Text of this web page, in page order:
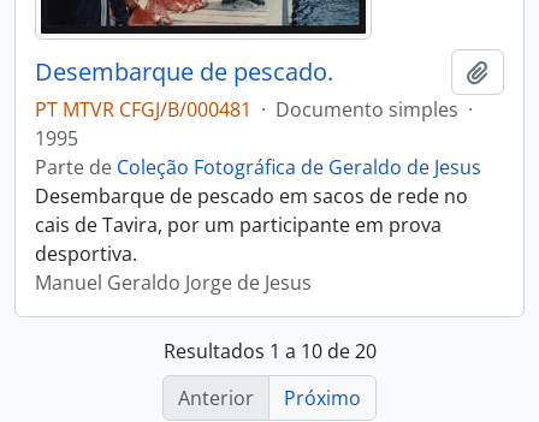
Desembarque de pescado.
PT MTVR CFGJ/B/000481 · Documento simples ·
1995
Parte de Coleção Fotográfica de Geraldo de Jesus
Desembarque de pescado em sacos de rede no
cais de Tavira, por um participante em prova
desportiva.
Manuel Geraldo Jorge de Jesus
Resultados 1 a 10 de 20
Anterior
Próximo